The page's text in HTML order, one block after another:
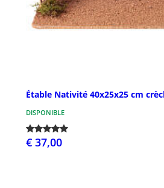
Étable Nativité 40x25x25 cm
DISPONIBLE
€ 37,00